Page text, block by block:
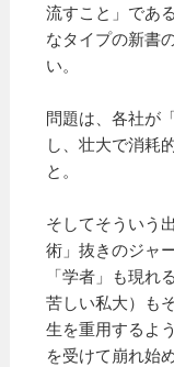
流すこと」であ
なタイプの新書
い。
問題は、各社が
し、壮大で消耗
と。
そしてそういう
術」抜きのジャ
「学者」も現れ
苦しい私大）も
生を重用するよ
を受けて崩れ始